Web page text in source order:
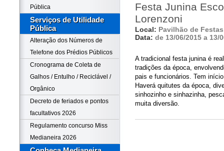
Pública
Serviços de Utilidade
Pública
Alteração dos Números de
Telefone dos Prédios Públicos
Cronograma de Coleta de
Galhos / Entulho / Reciclável /
Orgânico
Decreto de feriados e pontos
facultativos 2026
Regulamento concurso Miss
Medianeira 2026
Festa Junina
Lorenzoni
Local: Pavilhão de
Data: de 13/06/2015 a 13/
A tradicional festa junina é
tradições da época,
pais e funcionários. Tem
Haverá quitutes da época,
sinhozinho e sinhazinha,
muita diversão.